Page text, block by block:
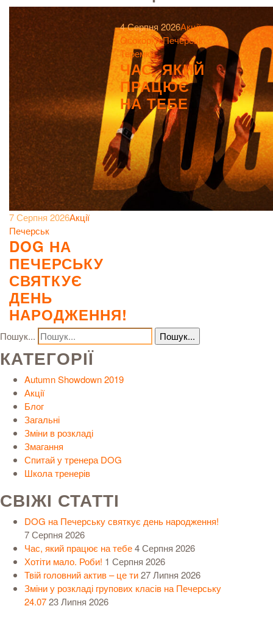
7 Серпня 2026Акції
Печерськ
DOG НА
ПЕЧЕРСЬКУ
СВЯТКУЄ
ДЕНЬ
НАРОДЖЕННЯ!
4 Серпня 2026Акції
ОсокоркиПечерськ
Теремки
ЧАС, ЯКИЙ
ПРАЦЮЄ
НА ТЕБЕ
Пошук...
КАТЕГОРІЇ
Autumn Showdown 2019
Акції
Блог
Загальні
Зміни в розкладі
Змагання
Спитай у тренера DOG
Школа тренерів
СВІЖІ СТАТТІ
DOG на Печерську святкує день народження!
7 Серпня 2026
Час, який працює на тебе4 Серпня 2026
Хотіти мало. Роби! 1 Серпня 2026
Твій головний актив – це ти27 Липня 2026
Зміни у розкладі групових класів на Печерську
24.0723 Липня 2026